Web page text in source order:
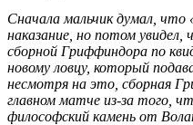
Сначала мальчик думал,
наказание, но потом
сборной Гриффиндора по
новому ловцу, который
несмотря на это, сборная
главном матче из-за того,
философский камень от